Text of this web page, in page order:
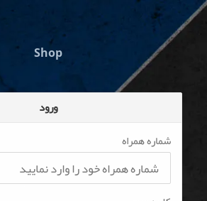
Shop
ورود
شماره همراه